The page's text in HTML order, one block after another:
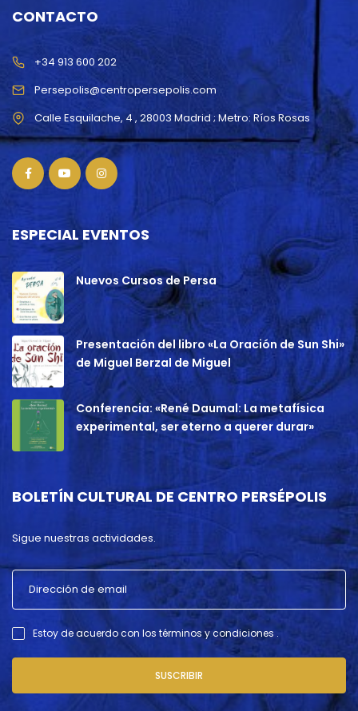
CONTACTO
Persepolis@centropersepolis.com
+34 913 600 202
ESPECIAL EVENTOS
Nuevos Cursos de Persa
Presentación del libro «La Oración de Sun Shi»
de Miguel Berzal de Miguel
Conferencia: «René Daumal: La metafísica
experimental, ser eterno a querer durar»
BOLETÍN CULTURAL DE CENTRO PERSÉPOLIS
Sigue nuestras actividades.
Estoy de acuerdo con los términos y condiciones .
SUSCRIBIR